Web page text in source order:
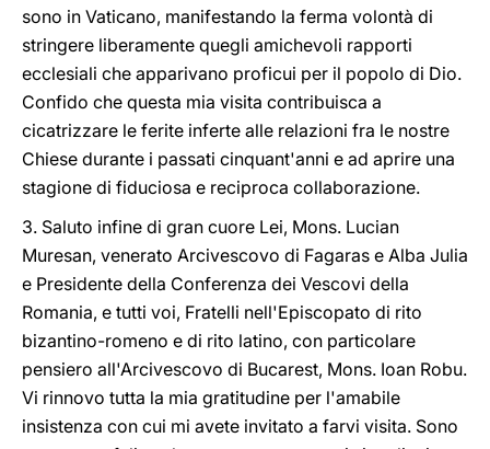
sono in Vaticano, manifestando la ferma volontà di
stringere liberamente quegli amichevoli rapporti
ecclesiali che apparivano proficui per il popolo di Dio.
Confido che questa mia visita contribuisca a
cicatrizzare le ferite inferte alle relazioni fra le nostre
Chiese durante i passati cinquant'anni e ad aprire una
stagione di fiduciosa e reciproca collaborazione.
3. Saluto infine di gran cuore Lei, Mons. Lucian
Muresan, venerato Arcivescovo di Fagaras e Alba Julia
e Presidente della Conferenza dei Vescovi della
Romania, e tutti voi, Fratelli nell'Episcopato di rito
bizantino-romeno e di rito latino, con particolare
pensiero all'Arcivescovo di Bucarest, Mons. Ioan Robu.
Vi rinnovo tutta la mia gratitudine per l'amabile
insistenza con cui mi avete invitato a farvi visita. Sono